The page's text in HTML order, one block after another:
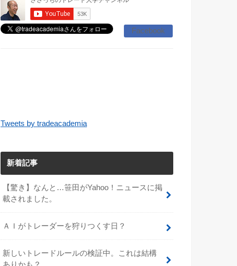
Facebook
Tweets by tradeacademia
新着記事
【驚き】なんと…笹田がYahoo！ニュースに掲
載されました。
ＡＩがトレーダーを狩りつくす日？
新しいトレードルールの検証中。これは結構
ありかも？